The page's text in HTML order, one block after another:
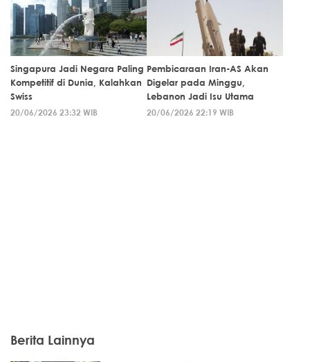
Singapura Jadi Negara Paling
Kompetitif di Dunia, Kalahkan
Swiss
20/06/2026 23:32 WIB
Pembicaraan Iran-AS Akan
Digelar pada Minggu,
Lebanon Jadi Isu Utama
20/06/2026 22:19 WIB
Berita Lainnya